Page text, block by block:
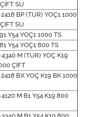
SU
BP (TUR) YOÇ1 1000
SU
Y54 YOÇ1 1000 TS
Y54 YOÇ1 800 TS
M (TUR) YOÇ K19
ÇİFT
BX YOÇ K19 BK 1000
M B1 Y54 K19 800